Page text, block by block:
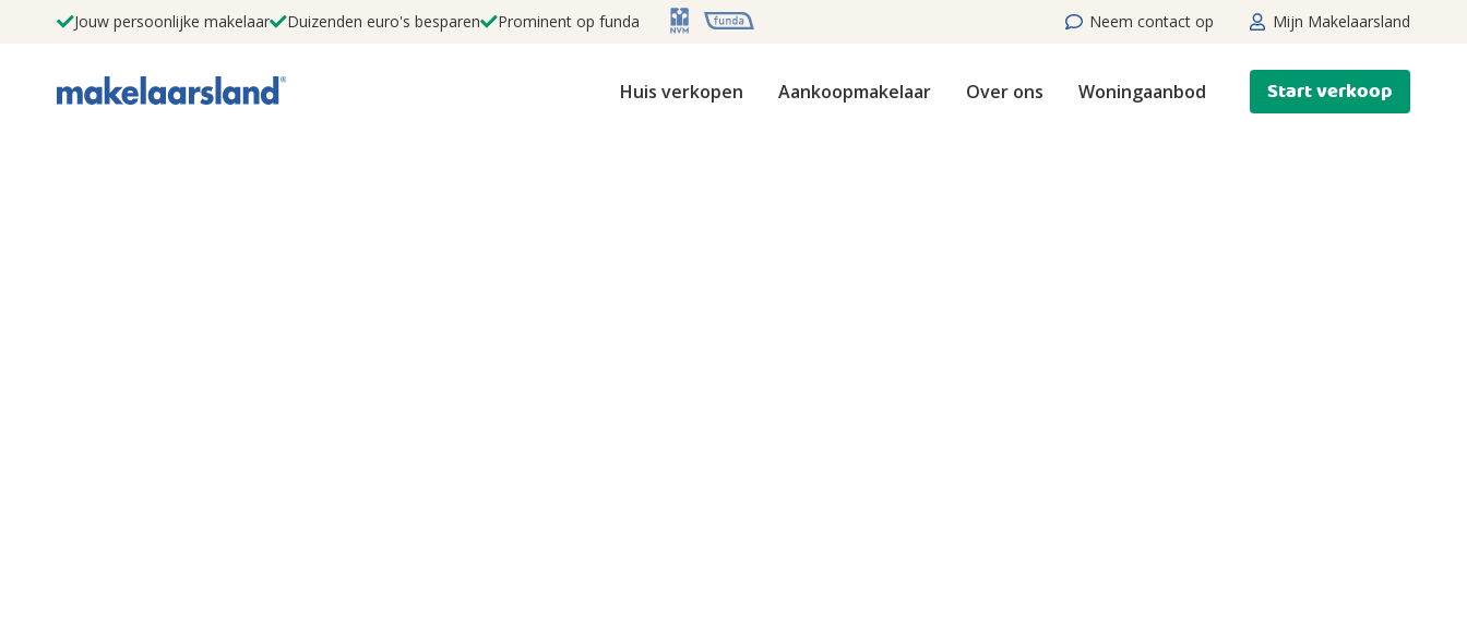
Jouw persoonlijke makelaar Duizenden euro's besparen Prominent op funda Neem contact op Mijn Makelaarsland
Huis verkopen Aankoopmakelaar Over ons Woningaanbod Start verkoop